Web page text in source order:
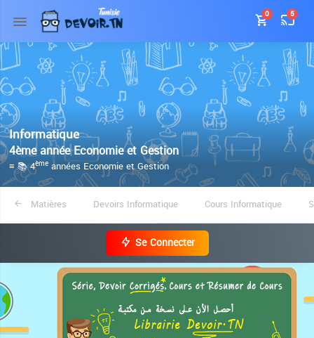
0 5
Informatique
4ème année Economie et Gestion
≡ 📚 4ème années Economie et Gestion
Matières Devoirs Informatique Cours Informatique
Se Connecter